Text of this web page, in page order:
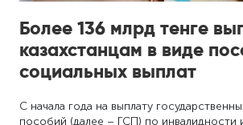
Более 136 млрд тенге
казахстанцам в виде
социальных выплат
С начала года на выплату
пособий (далее – ГСП) по инвалидности